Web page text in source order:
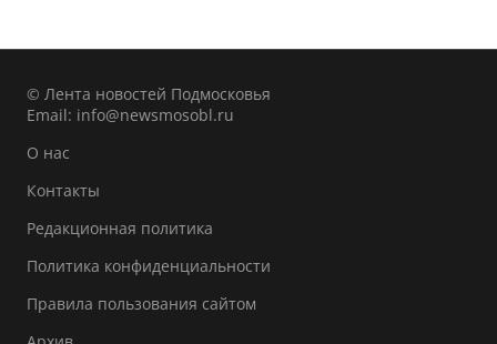
© Лента новостей Подмосковья
Email: info@newsmosobl.ru
О нас
Контакты
Редакционная политика
Политика конфиденциальности
Правила пользования сайтом